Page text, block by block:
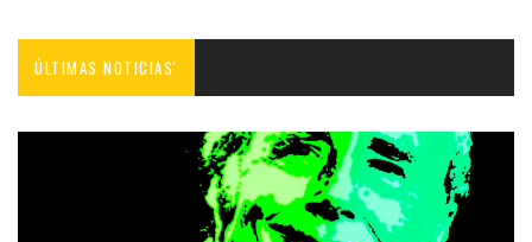
ÚLTIMAS NOTICIAS'